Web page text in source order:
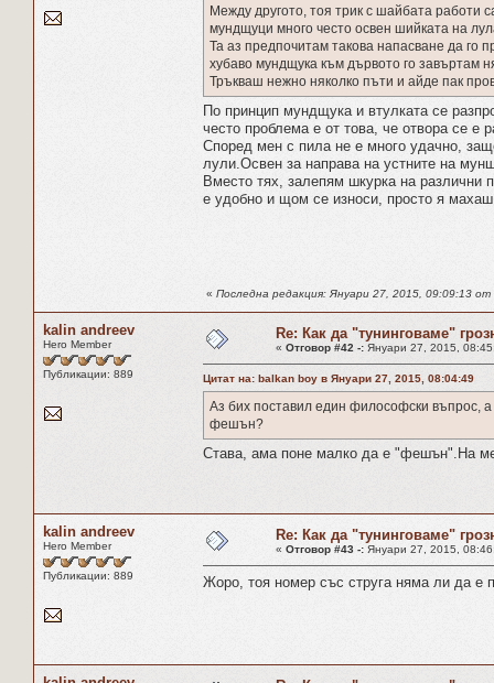
Между другото, тоя трик с шайбата работи
мундщуци много често освен шийката на
Та аз предпочитам такова напасване да го
хубаво мундщука към дървото го завъртам
Тръкваш нежно няколко пъти и айде пак
По принцип мундщука и втулката се
често проблема е от това, че отвора се е
Според мен с пила не е много удачно,
лули.Освен за направа на устните на
Вместо тях, залепям шкурка на различни
е удобно и щом се износи, просто я
« Последна редакция: Януари 27, 2015, 09:09:13 от
kalin andreev
Hero Member
Публикации: 889
Re: Как да "тунинговаме"
« Отговор #42 -: Януари 27, 2015,
Цитат на: balkan boy в Януари 27, 2015, 08:04:49
Аз бих поставил един философски въпрос,
фешън?
Става, ама поне малко да е "фешън".На
kalin andreev
Hero Member
Публикации: 889
Re: Как да "тунинговаме"
« Отговор #43 -: Януари 27, 2015,
Жоро, тоя номер със струга няма ли да е